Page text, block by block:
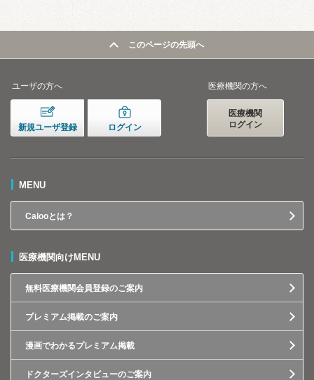
このページの先頭へ
ユーザの方へ
新規ユーザ登録 ログイン
医療機関の方へ
医療機関
ログイン
MENU
Calooとは？
医療機関向けMENU
無料医療機関会員登録のご案内
プレミアム掲載のご案内
漫画でわかるプレミアム掲載
ドクターズインタビューのご案内